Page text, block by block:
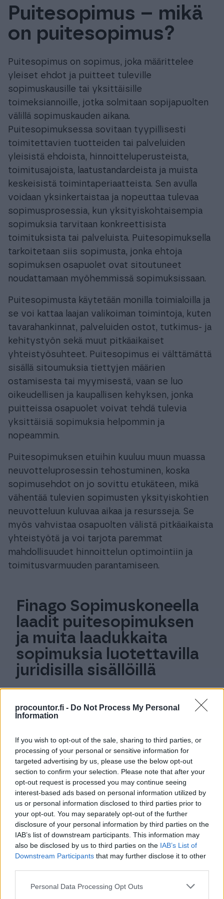
procountor.fi - Do Not Process My Personal
Information
If you wish to opt-out of the sale, sharing to third parties, or
processing of your personal or sensitive information for
targeted advertising by us, please use the below opt-out
section to confirm your selection. Please note that after your
opt-out request is processed you may continue seeing
interest-based ads based on personal information utilized by
us or personal information disclosed to third parties prior to
your opt-out. You may separately opt-out of the further
disclosure of your personal information by third parties on the
IAB’s list of downstream participants. This information may
also be disclosed by us to third parties on the IAB’s List of
Downstream Participants that may further disclose it to other
Please note that this website/app uses one or more Google
Personal Data Processing Opt Outs
Tuki & Koulutus
Meistä & Ajankohtaista
Tilaa Procountor
Kokeile maksutta
Puitesopimus – mikä
on puitesopimus?
Puitesopimus on sopimus, joka määrittelee
yleiset ehdot ja puitteet tuleville
sopimuskausille tai yksittäisille
toimeksiannoille, jotka solmitaan sopijapuolten
välillä sopimuskauden aikana.
Puitesopimuksessa sovitaan tyypillisesti
toimitettavien tuotteiden tai palveluiden
yleisistä ehdoista, hinnoitteluperusteista,
toimitusajoista, laatustandardeista ja muista
keskeisistä toimintaperiaatteista. Sen avulla
voidaan yksinkertaistaa ja nopeuttaa tulevaa
sopimusprosessia, kun yksityiskohtaisempia
sopimuksia tarvitaan konkreettisista
toimituksista tai palveluista. Puitesopimuksella
tarkoitetaan siis sopimusta, jonka ehtoja
sopimuksen osapuolet ovat sitoutuneet
noudattamaan myöhemmissä sopimuksissaan.
Puitesopimusta käytetään monilla toimialoilla ja
se voi kattaa laajan valikoiman toimintoja, kuten
tavarahankinnat, palveluiden ostot, tutkimus- ja
kehitystyön sekä muut pitkäaikaiset
yhteistyösuhteet. Puitesopimus ei välttämättä
sisällä sitoumuksia tiettyjen määrien
ostamisesta tai myymisestä, vaan se luo
oikeudellisen ja kaupallisen kehyksen, jonka
puitteissa osapuolet voivat tehdä tulevia
yksittäisiä sopimuksia helpommin ja
nopeammin.
Puitesopimuksen etuihin kuuluu muun muassa
neuvotteluprosessin tehostuminen, koska
sopimusehdot on jo sovittu etukäteen, mikä
vähentää tulevien sopimusten yksityiskohtien
neuvotteluun kuluvaa aikaa ja resursseja. Se
myös vahvistaa osapuolten välistä pitkäaikaista
yhteistyötä ja voi tarjota paremmat
mahdollisuudet hinnoittelun optimointiin ja
toimitusvarmuuden parantamiseen.
Finago Sopimuskoneella
laadit puitesopimuksen
ja muita laadukkaita
sopimuksia luotettavilla
juridisilla sisällöillä
Helppokäyttöinen sopimisen palvelu, josta
löydät kaikki tärkeimmät yritystoimintaan
ja auditoimilla sisällöillä.
Tutustu Finago Sopimuskoneeseen
Laadi laadukkaita
sopimuksia minuuteissa
Sopimuskoneella
Helppokäyttöinen palvelu, josta löydät yli